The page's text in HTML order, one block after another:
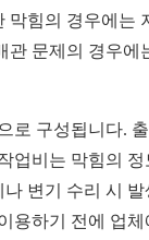
막힘의 경우에는
관 문제의 경우에
로 구성됩니다.
업비는 막힘의 정
변기 수리 시 발
용하기 전에 업체